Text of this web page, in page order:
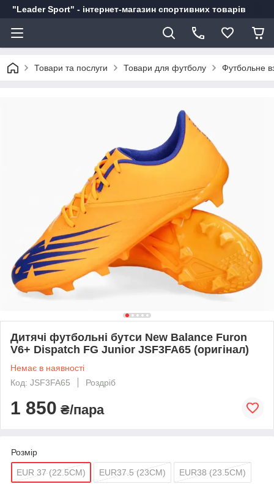
"Leader Sport" - інтернет-магазин спортивних товарів
Товари та послуги Товари для футболу Футбольне
Дитячі футбольні бутси New Balance Furon
V6+ Dispatch FG Junior JSF3FA65 (оригінал)
Немає в наявності
Код: JSF3FA65
Роздріб
1 850 ₴/пара
Розмір
EUR 37 (22.5CM) EUR37.5 (23CM) EUR38 (23.5CM)